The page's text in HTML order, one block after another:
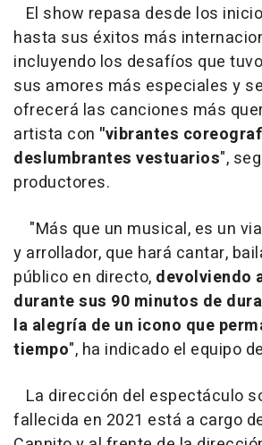
El show repasa desde los
hasta sus éxitos más
incluyendo los desafíos que
sus amores más especiales y
ofrecerá las canciones más
artista con "vibrantes
deslumbrantes vestuarios",
productores.
"Más que un musical, es un
y arrollador, que hará cantar,
público en directo, devolviendo
durante sus 90 minutos de
la alegría de un icono que
tiempo", ha indicado el equipo
La dirección del espectáculo
fallecida en 2021 está a cargo